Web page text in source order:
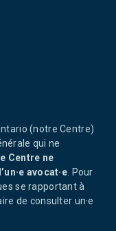
(notre Centre)
qui ne
Centre ne
avocat·e . Pour
se rapportant à
de consulter un·e